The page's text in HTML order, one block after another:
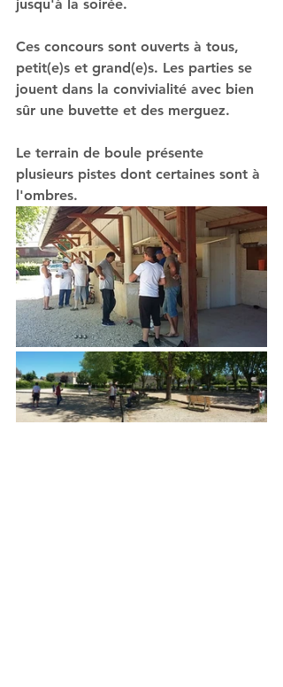
jusqu'à la soirée.
Ces concours sont ouverts à tous,
petit(e)s et grand(e)s. Les parties se
jouent dans la convivialité avec bien
sûr une buvette et des merguez.
Le terrain de boule présente
plusieurs pistes dont certaines sont à
l'ombres.